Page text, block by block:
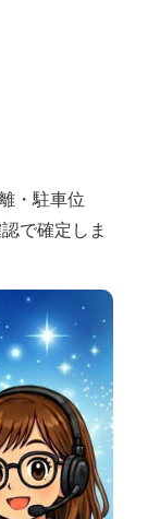
・駐車位
で確定しま